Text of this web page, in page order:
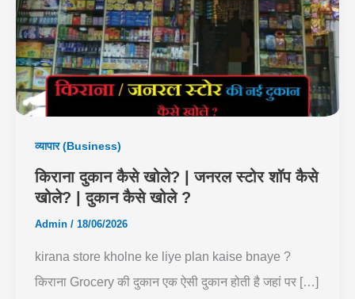
व्यापार (Business)
किराना दुकान कैसे खोले? | जनरल स्टोर शॉप कैसे
खोले? | दुकान कैसे खोले ?
Admin / 18/06/2026
kirana store kholne ke liye plan kaise bnaye ?
किराना Grocery की दुकान एक ऐसी दुकान होती है जहां पर […]